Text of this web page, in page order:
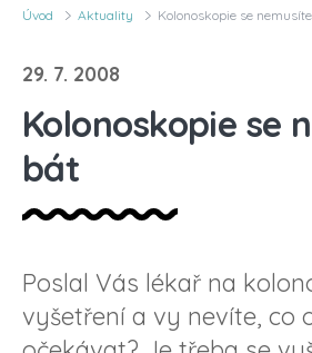
Úvod Aktuality Kolonoskopie se
29. 7. 2008
Kolonoskopie se
bát
Poslal Vás lékař na
vyšetření a vy nevíte, co